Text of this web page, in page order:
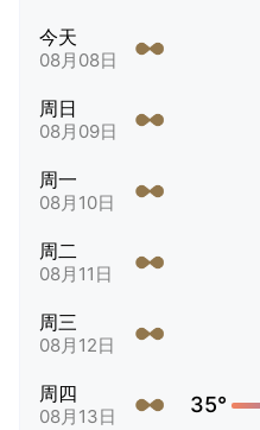
今天
08月08日
周日
08月09日
周一
08月10日
周二
08月11日
周三
08月12日
周四
08月13日 35°